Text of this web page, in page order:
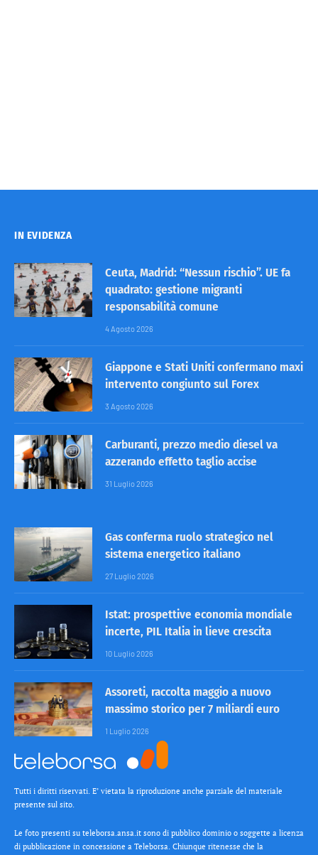
IN EVIDENZA
Ceuta, Madrid: “Nessun rischio”. UE fa
quadrato: gestione migranti
responsabilità comune
4 Agosto 2026
Giappone e Stati Uniti confermano maxi
intervento congiunto sul Forex
3 Agosto 2026
Carburanti, prezzo medio diesel va
azzerando effetto taglio accise
31 Luglio 2026
Gas conferma ruolo strategico nel
sistema energetico italiano
27 Luglio 2026
Istat: prospettive economia mondiale
incerte, PIL Italia in lieve crescita
10 Luglio 2026
Assoreti, raccolta maggio a nuovo
massimo storico per 7 miliardi euro
1 Luglio 2026
Tutti i diritti riservati. E’ vietata la riproduzione anche parziale del materiale
presente sul sito.
Le foto presenti su teleborsa.ansa.it sono di pubblico dominio o soggette a licenza
di pubblicazione in concessione a Teleborsa. Chiunque ritenesse che la